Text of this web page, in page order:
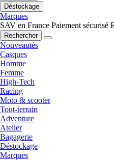
Déstockage
Marques
SAV en France Paiement sécurisé
Rechercher
Nouveautés
Casques
Homme
Femme
High-Tech
Racing
Moto & scooter
Tout-terrain
Adventure
Atelier
Bagagerie
Déstockage
Marques